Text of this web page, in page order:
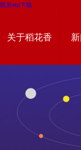
凯发vip下载
关于稻花香